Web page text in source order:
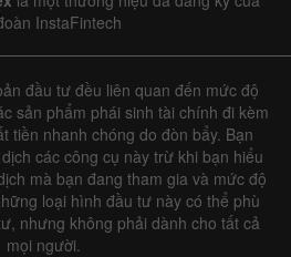
years| Actual Forecast Previous|
not found
InstaFintech
đầu tư đều liên quan đến mức độ
sản phẩm phái sinh tài chính đi kèm
tiền nhanh chóng do đòn bẩy. Bạn
các công cụ này trừ khi bạn hiểu
mà bạn đang tham gia và mức độ
loại hình đầu tư này có thể phù
nhưng không phải dành cho tất cả
mọi người.